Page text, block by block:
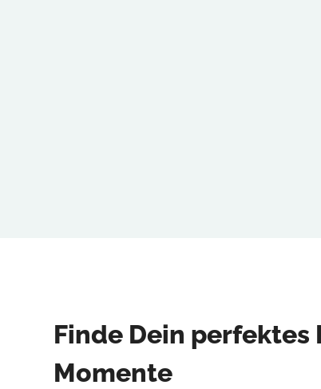
Finde Dein
Momente